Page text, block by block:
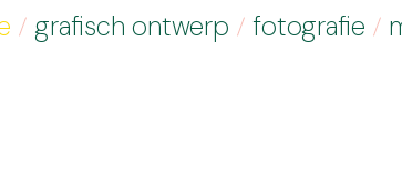
grafisch ontwerp fotografie